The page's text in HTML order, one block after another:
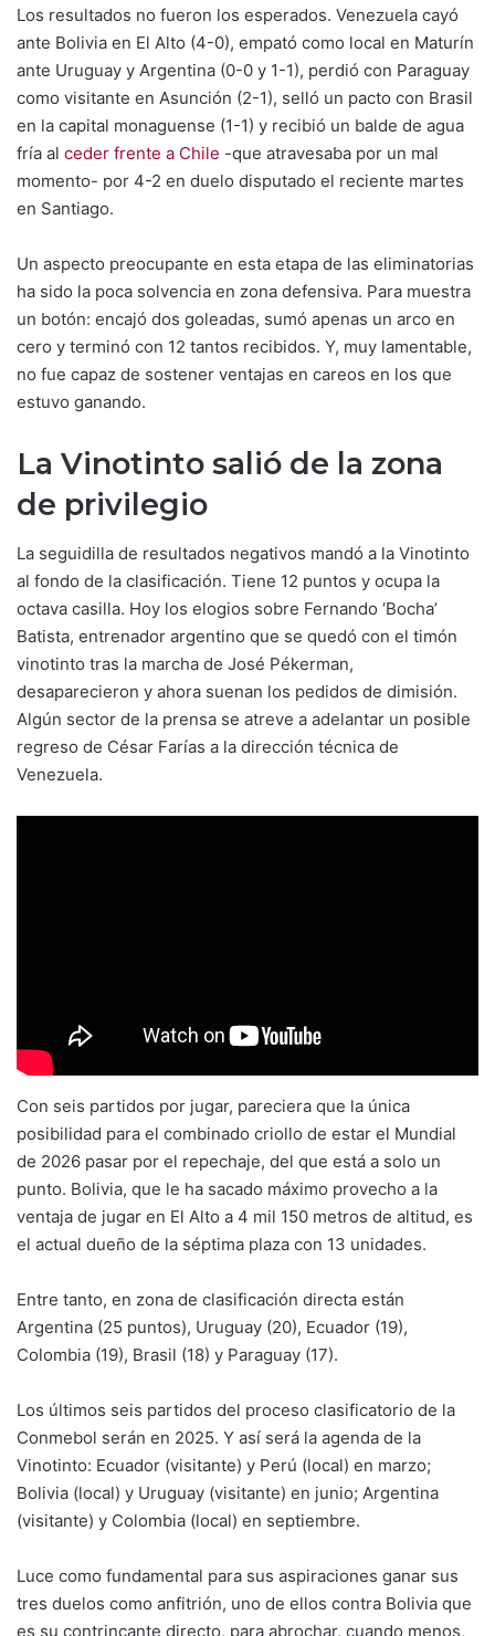
Los resultados no fueron los esperados. Venezuela cayó
ante Bolivia en El Alto (4-0), empató como local en Maturín
ante Uruguay y Argentina (0-0 y 1-1), perdió con Paraguay
como visitante en Asunción (2-1), selló un pacto con Brasil
en la capital monaguense (1-1) y recibió un balde de agua
fría al ceder frente a Chile -que atravesaba por un mal
momento- por 4-2 en duelo disputado el reciente martes
en Santiago.
Un aspecto preocupante en esta etapa de las eliminatorias
ha sido la poca solvencia en zona defensiva. Para muestra
un botón: encajó dos goleadas, sumó apenas un arco en
cero y terminó con 12 tantos recibidos. Y, muy lamentable,
no fue capaz de sostener ventajas en careos en los que
estuvo ganando.
La Vinotinto salió de la zona
de privilegio
La seguidilla de resultados negativos mandó a la Vinotinto
al fondo de la clasificación. Tiene 12 puntos y ocupa la
octava casilla. Hoy los elogios sobre Fernando ‘Bocha’
Batista, entrenador argentino que se quedó con el timón
vinotinto tras la marcha de José Pékerman,
desaparecieron y ahora suenan los pedidos de dimisión.
Algún sector de la prensa se atreve a adelantar un posible
regreso de César Farías a la dirección técnica de
Venezuela.
Con seis partidos por jugar, pareciera que la única
posibilidad para el combinado criollo de estar el Mundial
de 2026 pasar por el repechaje, del que está a solo un
punto. Bolivia, que le ha sacado máximo provecho a la
ventaja de jugar en El Alto a 4 mil 150 metros de altitud, es
el actual dueño de la séptima plaza con 13 unidades.
Entre tanto, en zona de clasificación directa están
Argentina (25 puntos), Uruguay (20), Ecuador (19),
Colombia (19), Brasil (18) y Paraguay (17).
Los últimos seis partidos del proceso clasificatorio de la
Conmebol serán en 2025. Y así será la agenda de la
Vinotinto: Ecuador (visitante) y Perú (local) en marzo;
Bolivia (local) y Uruguay (visitante) en junio; Argentina
(visitante) y Colombia (local) en septiembre.
Luce como fundamental para sus aspiraciones ganar sus
tres duelos como anfitrión, uno de ellos contra Bolivia que
es su contrincante directo, para abrochar, cuando menos,